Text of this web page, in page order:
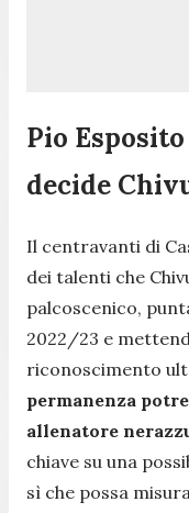
Pio
decide
Il centravanti di
dei talenti che
palcoscenico,
2022/23 e
riconoscimento
permanenza
allenatore
chiave su una
sì che possa